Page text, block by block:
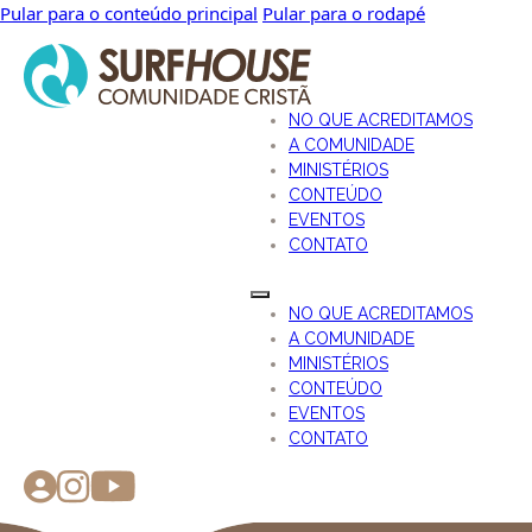
Pular para o conteúdo principal Pular para o rodapé
NO QUE ACREDITAMOS
A COMUNIDADE
MINISTÉRIOS
CONTEÚDO
EVENTOS
CONTATO
NO QUE ACREDITAMOS
A COMUNIDADE
MINISTÉRIOS
CONTEÚDO
EVENTOS
CONTATO